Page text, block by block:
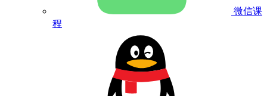
微信课
程